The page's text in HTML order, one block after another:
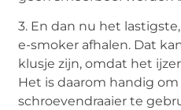
3. En dan nu het
e-smoker afhalen. Dat
klusje zijn, omdat het
Het is daarom handig
schroevendraaier te